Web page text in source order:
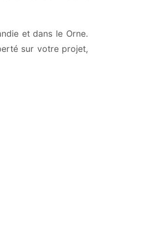
et dans le Orne.
sur votre projet,